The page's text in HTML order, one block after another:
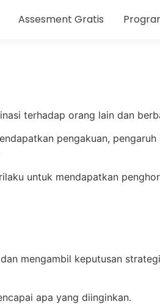
Assesment Gratis
terhadap orang lain dan
pengakuan,
untuk mendapatkan
mengambil keputusan
apa yang diinginkan.